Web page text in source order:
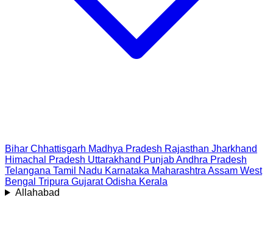
Bihar Chhattisgarh Madhya Pradesh Rajasthan Jharkhand
Himachal Pradesh Uttarakhand PunjabAndhra Pradesh
Telangana Tamil Nadu Karnataka Maharashtra Assam West
Bengal Tripura Gujarat Odisha Kerala
Allahabad